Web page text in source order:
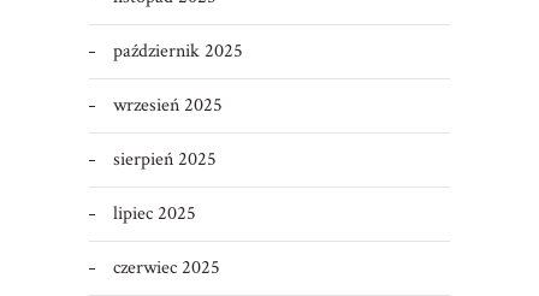
październik 2025
wrzesień 2025
sierpień 2025
lipiec 2025
czerwiec 2025